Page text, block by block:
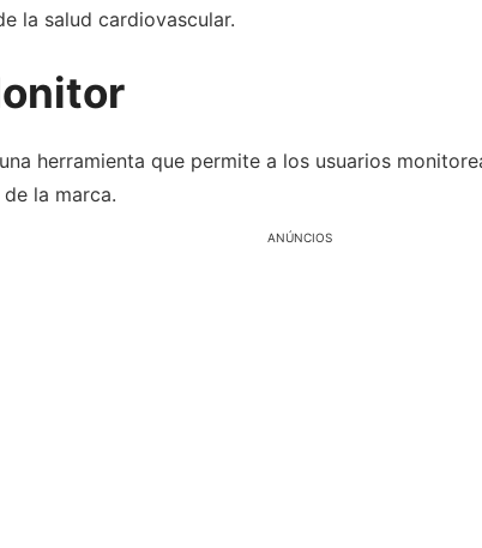
la salud cardiovascular.
herramienta que permite a los usuarios
la marca.
ANÚNCIOS